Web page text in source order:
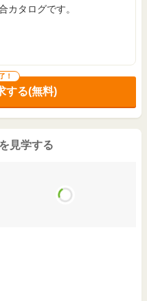
カタログです。
！
する(無料)
見学する